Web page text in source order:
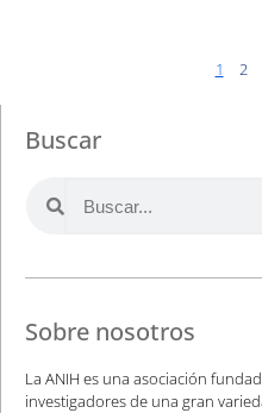
1 2
Buscar
Sobre nosotros
La ANIH es una asociación
investigadores de una gran